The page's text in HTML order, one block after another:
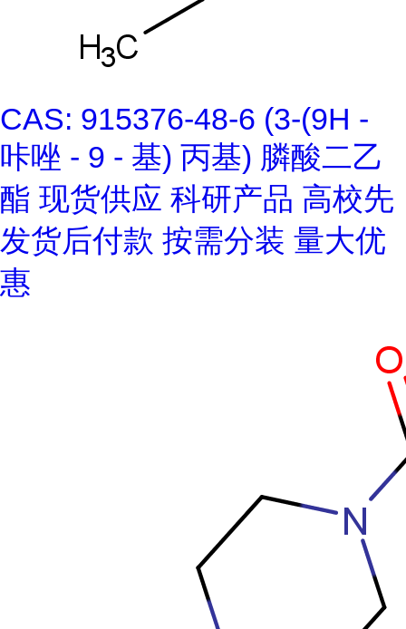
CAS: 915376-48-6 (3-(9H -
咔唑 - 9 - 基) 丙基) 膦酸二乙
酯 现货供应 科研产品 高校先
发货后付款 按需分装 量大优
惠